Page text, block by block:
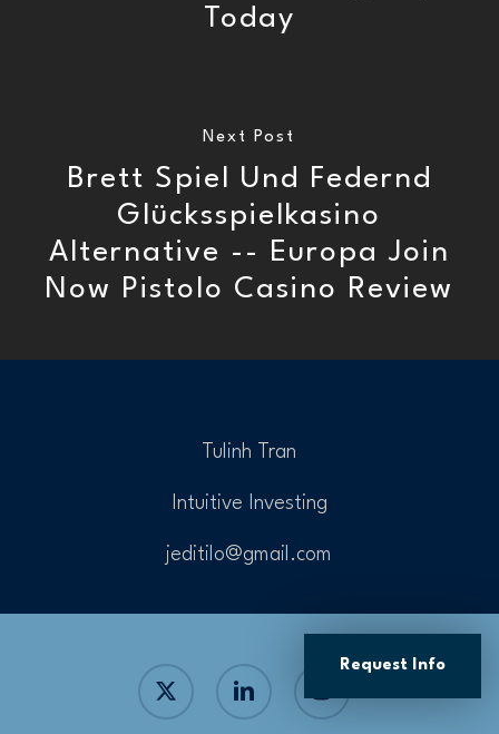
Today
Next Post
Brett Spiel Und Federnd
Glücksspielkasino
Alternative -- Europa Join
Now Pistolo Casino Review
Tulinh Tran
Intuitive Investing
jeditilo@gmail.com
x-
twitter
linkedin instagram
Request Info